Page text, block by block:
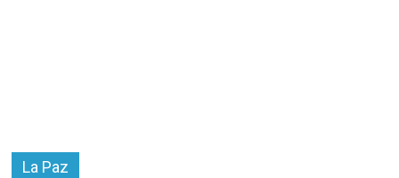
La Paz